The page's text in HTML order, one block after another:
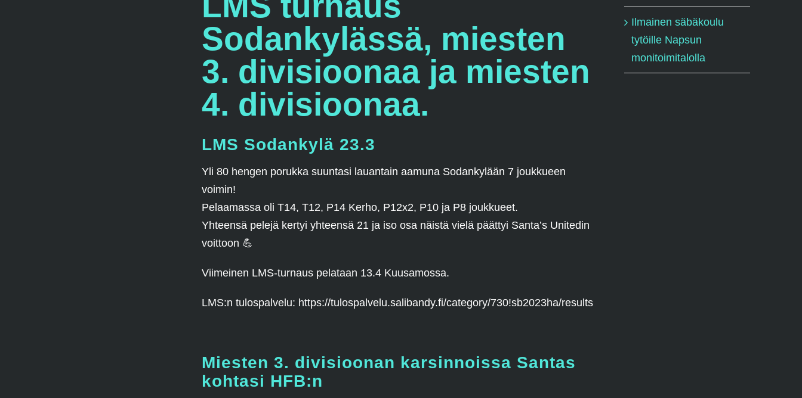
Sodankylässä, miesten
3. divisioonaa ja miesten
4. divisioonaa.
LMS Sodankylä 23.3
Yli 80 hengen porukka suuntasi lauantain aamuna Sodankylään 7 joukkueen
voimin!
Pelaamassa oli T14, T12, P14 Kerho, P12x2, P10 ja P8 joukkueet.
Yhteensä pelejä kertyi yhteensä 21 ja iso osa näistä vielä päättyi Santa’s Unitedin
voittoon 💪
Viimeinen LMS-turnaus pelataan 13.4 Kuusamossa.
LMS:n tulospalvelu: https://tulospalvelu.salibandy.fi/category/730!sb2023ha/results
Miesten 3. divisioonan karsinnoissa Santas
kohtasi HFB:n
Ilmainen säbäkoulu
tytöille Napsun
monitoimitalolla